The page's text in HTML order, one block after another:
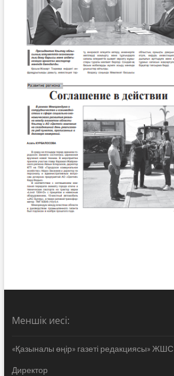
Меншік иесі:
«Қазыналы өңір» газеті редакциясы» ЖШС
Директор